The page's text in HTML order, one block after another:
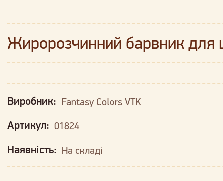
Жиророзчинний барвник
Виробник: Fantasy Colors VTK
Артикул: 01824
Наявність: На складі